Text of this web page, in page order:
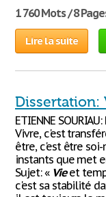
1 760 Mots / 8
Lire la suite
Dissertation:
ETIENNE
Vivre, c'est
être, c'est être
instants que met
Sujet: « Vieet
c'est sa stabilité